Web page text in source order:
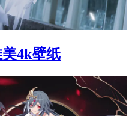
4k壁纸